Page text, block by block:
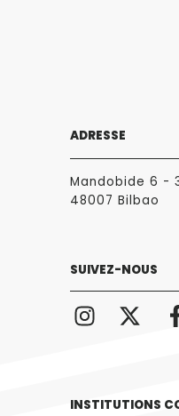
ADRESSE
Mandobide 6 -
48007 Bilbao
SUIVEZ-NOUS
INSTITUTIONS